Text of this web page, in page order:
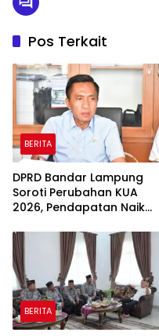
Pos Terkait
BERITA
DPRD Bandar Lampung
Soroti Perubahan KUA
2026, Pendapatan Naik
Dipangkas
BERITA